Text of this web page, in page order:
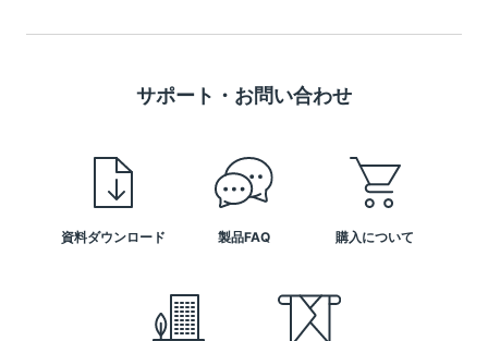
サポート・お問い合わせ
資料ダウンロード 製品FAQ 購入について